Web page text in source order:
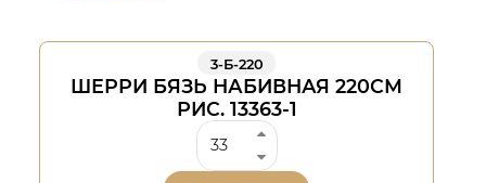
3-Б-220
ШЕРРИ БЯЗЬ НАБИВНАЯ 220СМ
РИС. 13363-1